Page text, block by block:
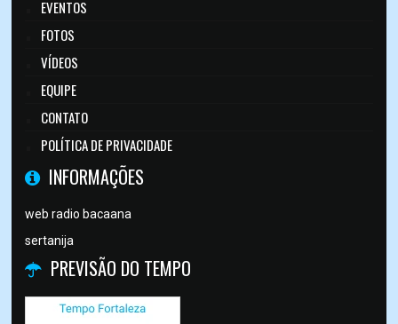
EVENTOS
FOTOS
VÍDEOS
EQUIPE
CONTATO
POLÍTICA DE PRIVACIDADE
INFORMAÇÕES
web radio bacaana
sertanija
PREVISÃO DO TEMPO